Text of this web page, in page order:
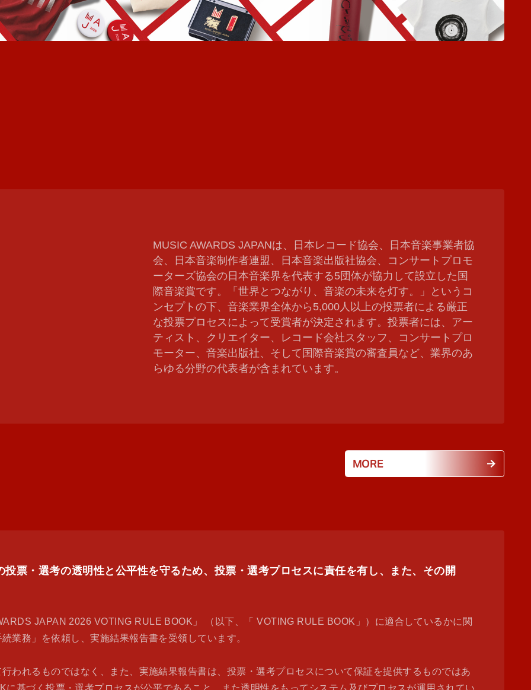
MUSIC AWARDS JAPANは、日本レコード協会、日本音楽事業者協
会、日本音楽制作者連盟、日本音楽出版社協会、コンサートプロモ
ーターズ協会の日本音楽界を代表する5団体が協力して設立した国
際音楽賞です。「世界とつながり、音楽の未来を灯す。」というコ
ンセプトの下、音楽業界全体から5,000人以上の投票者による厳正
な投票プロセスによって受賞者が決定されます。投票者には、アー
ティスト、クリエイター、レコード会社スタッフ、コンサートプロ
モーター、音楽出版社、そして国際音楽賞の審査員など、業界のあ
らゆる分野の代表者が含まれています。
MORE
票・選考の透明性と公平性を守るため、投票・選考プロセスに責任を有し、また、その開
JAPAN 2026 VOTING RULE BOOK」 （以下、「 VOTING RULE BOOK」）に適合しているかに関
業務」を依頼し、実施結果報告書を受領しています。
われるものではなく、また、実施結果報告書は、投票・選考プロセスについて保証を提供するものではあ